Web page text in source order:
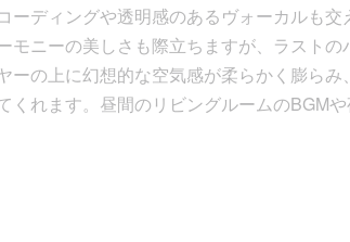
ーディングや透明感のあるヴォーカルも交
モニーの美しさも際立ちますが、ラスト
ーの上に幻想的な空気感が柔らかく膨ら
くれます。昼間のリビングルームのBGM